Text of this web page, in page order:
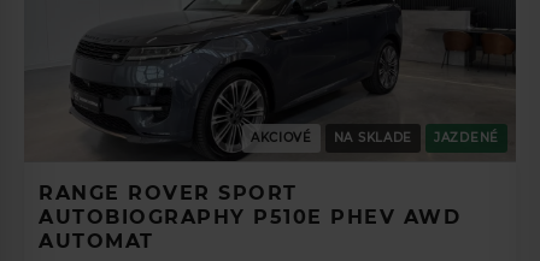
AKCIOVÉ NA SKLADE JAZDENÉ
RANGE ROVER SPORT
AUTOBIOGRAPHY P510E PHEV AWD
AUTOMAT